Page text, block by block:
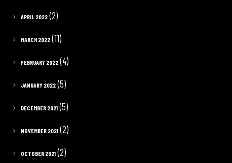
APRIL 2022 (2)
MARCH 2022 (11)
FEBRUARY 2022 (4)
JANUARY 2022 (5)
DECEMBER 2021 (5)
NOVEMBER 2021 (2)
OCTOBER 2021 (2)